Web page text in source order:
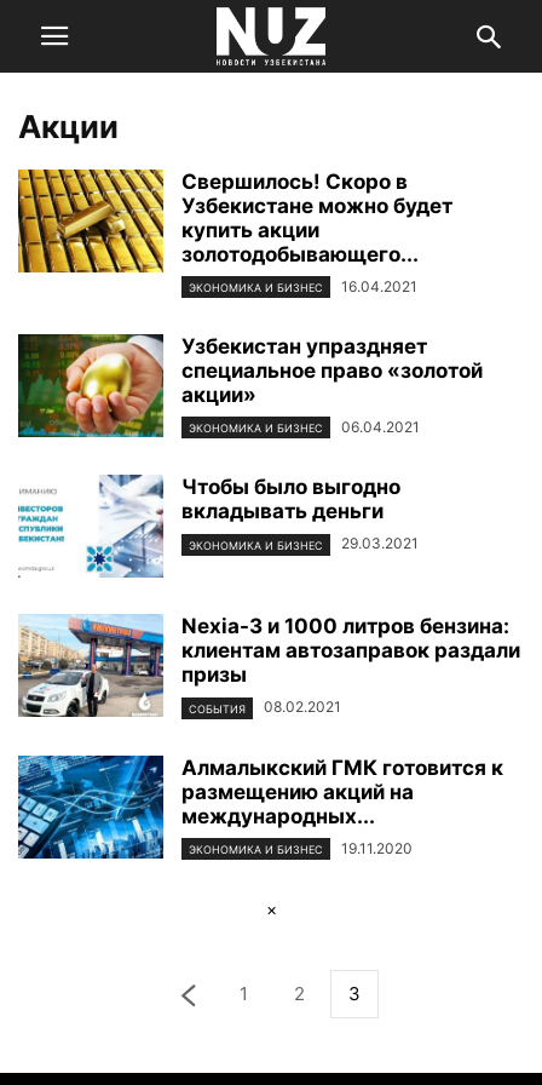
Акции
Свершилось! Скоро в
Узбекистане можно будет
купить акции
золотодобывающего...
ЭКОНОМИКА И БИЗНЕС 16.04.2021
Узбекистан упраздняет
специальное право «золотой
акции»
ЭКОНОМИКА И БИЗНЕС 06.04.2021
Чтобы было выгодно
вкладывать деньги
ЭКОНОМИКА И БИЗНЕС 29.03.2021
Nexia-3 и 1000 литров бензина:
клиентам автозаправок раздали
призы
СОБЫТИЯ 08.02.2021
Алмалыкский ГМК готовится к
размещению акций на
международных...
ЭКОНОМИКА И БИЗНЕС 19.11.2020
×
1 2 3